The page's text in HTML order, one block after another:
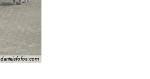
danielsfofos.com